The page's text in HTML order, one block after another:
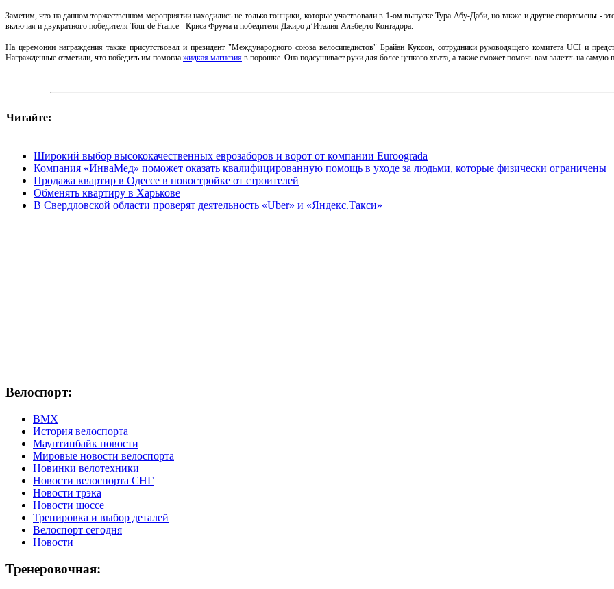
Заметим, что на данном торжественном мероприятии находились не только гонщики, которые участвовали в 1-ом выпуске Тура Абу-Даби, но также и другие спортсмены -
включая и двукратного победителя Tour de France - Криса Фрума и победителя Джиро д’Италия Альберто Контадора.
На церемонии награждения также присутствовал и президент "Международного союза велосипедистов" Брайан Куксон, сотрудники руководящего комитета UCI и
Награжденные отметили, что победить им помогла жидкая магнезия в порошке. Она подсушивает руки для более цепкого хвата, а также сможет помочь вам залезть на самую
Читайте:
Широкий выбор высококачественных еврозаборов и ворот от компании Euroograda
Компания «ИнваМед» поможет оказать квалифицированную помощь в уходе за людьми, которые физически ограничены
Продажа квартир в Одессе в новостройке от строителей
Обменять квартиру в Харькове
В Свердловской области проверят деятельность «Uber» и «Яндекс.Такси»
Велоспорт:
ВМХ
История велоспорта
Маунтинбайк новости
Мировые новости велоспорта
Новинки велотехники
Новости велоспорта СНГ
Новости трэка
Новости шоссе
Тренировка и выбор деталей
Велоспорт сегодня
Новости
Тренеровочная: